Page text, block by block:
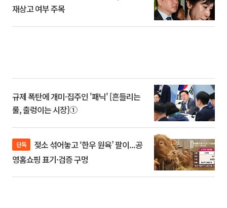
재상고 여부 주목
규제 폭탄에 개미·집주인 '패닉' [흔들리는
룰, 출렁이는 시장]①
단독
영홈쇼핑 표기·검증 구멍